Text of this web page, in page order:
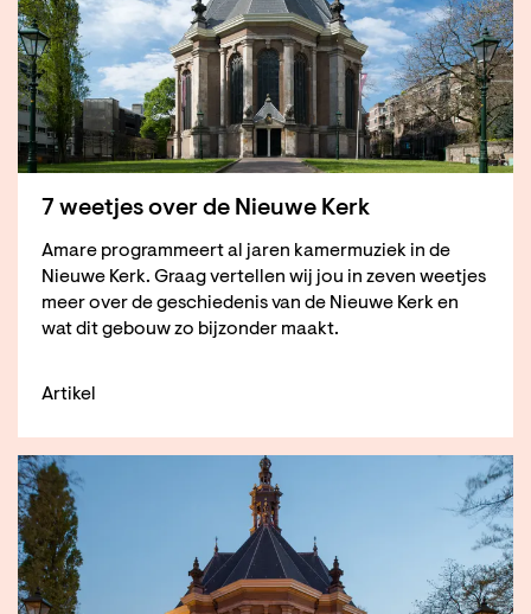
7 weetjes over de Nieuwe Kerk
Amare programmeert al jaren kamermuziek in de
Nieuwe Kerk. Graag vertellen wij jou in zeven weetjes
meer over de geschiedenis van de Nieuwe Kerk en
wat dit gebouw zo bijzonder maakt.
Artikel